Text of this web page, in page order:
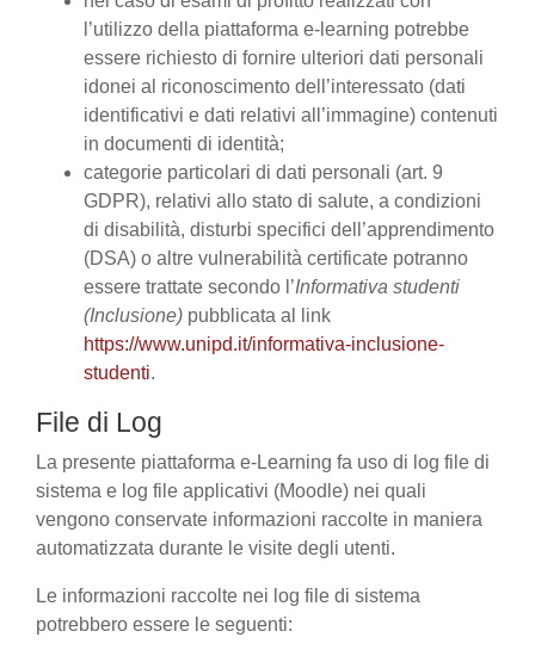
l’utilizzo della piattaforma e-learning potrebbe
essere richiesto di fornire ulteriori dati personali
idonei al riconoscimento dell’interessato (dati
identificativi e dati relativi all’immagine) contenuti
in documenti di identità;
categorie particolari di dati personali (art. 9
GDPR), relativi allo stato di salute, a condizioni
di disabilità, disturbi specifici dell’apprendimento
(DSA) o altre vulnerabilità certificate potranno
essere trattate secondo l’Informativa studenti
(Inclusione) pubblicata al link
https://www.unipd.it/informativa-inclusione-
studenti.
File di Log
La presente piattaforma e-Learning fa uso di log file di
sistema e log file applicativi (Moodle) nei quali
vengono conservate informazioni raccolte in maniera
automatizzata durante le visite degli utenti.
Le informazioni raccolte nei log file di sistema
potrebbero essere le seguenti: